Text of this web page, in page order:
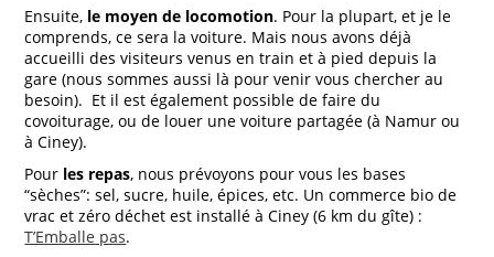
Ensuite, le moyen de locomotion. Pour la plupart, et je le
comprends, ce sera la voiture. Mais nous avons déjà
accueilli des visiteurs venus en train et à pied depuis la
gare (nous sommes aussi là pour venir vous chercher au
besoin). Et il est également possible de faire du
covoiturage, ou de louer une voiture partagée (à Namur ou
à Ciney).
Pour les repas, nous prévoyons pour vous les bases
“sèches”: sel, sucre, huile, épices, etc. Un commerce bio de
vrac et zéro déchet est installé à Ciney (6 km du gîte) :
T’Emballe pas.